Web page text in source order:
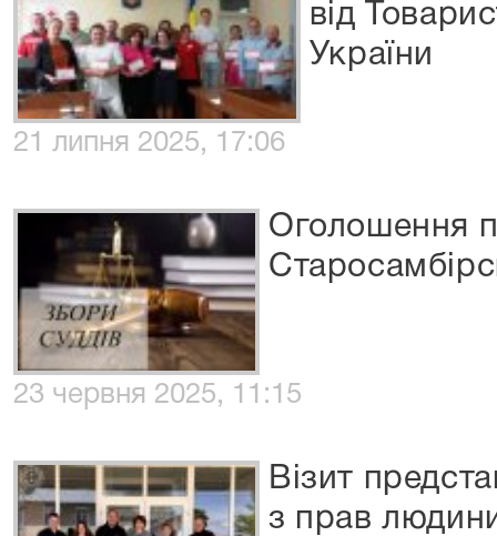
від
України
21 липня 2025, 17:06
Оголошення
23 червня 2025, 11:15
Візит
з прав